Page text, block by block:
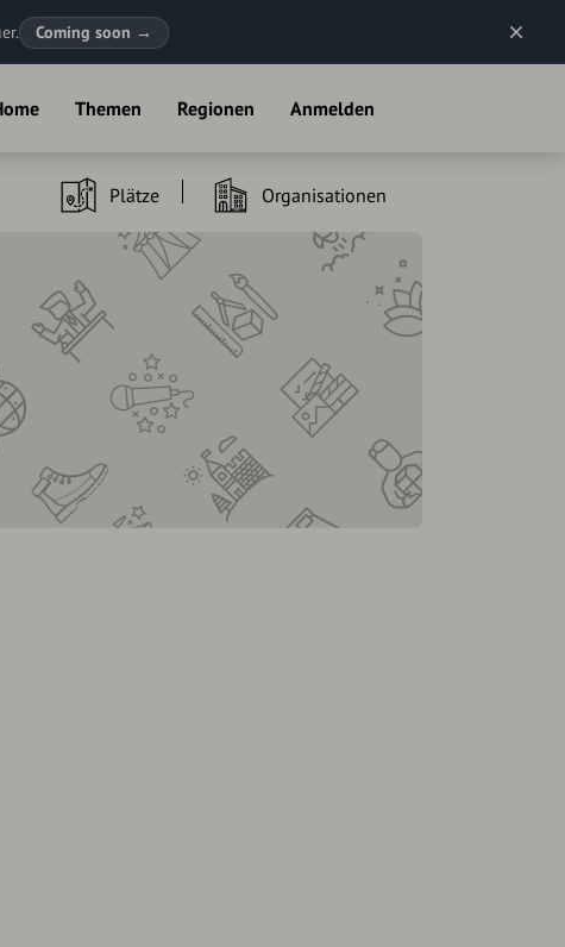
Coming soon →
Themen Regionen Anmelden
Plätze Organisationen